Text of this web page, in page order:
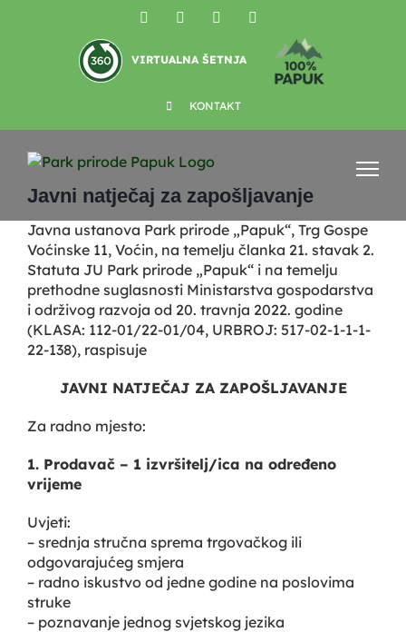
FacebookYouTubeInstagram
VIRTUALNA ŠETNJA
KONTAKT
View
Image
Javni natječaj za zapošljavanje
Javna ustanova Park prirode „Papuk“, Trg Gospe
Voćinske 11, Voćin, na temelju članka 21. stavak 2.
Statuta JU Park prirode „Papuk“ i na temelju
prethodne suglasnosti Ministarstva gospodarstva
i održivog razvoja od 20. travnja 2022. godine
(KLASA: 112-01/22-01/04, URBROJ: 517-02-1-1-1-
22-138), raspisuje
JAVNI NATJEČAJ ZA ZAPOŠLJAVANJE
Za radno mjesto:
1. Prodavač – 1 izvršitelj/ica na određeno
vrijeme
Uvjeti:
– srednja stručna sprema trgovačkog ili
odgovarajućeg smjera
– radno iskustvo od jedne godine na poslovima
struke
– poznavanje jednog svjetskog jezika